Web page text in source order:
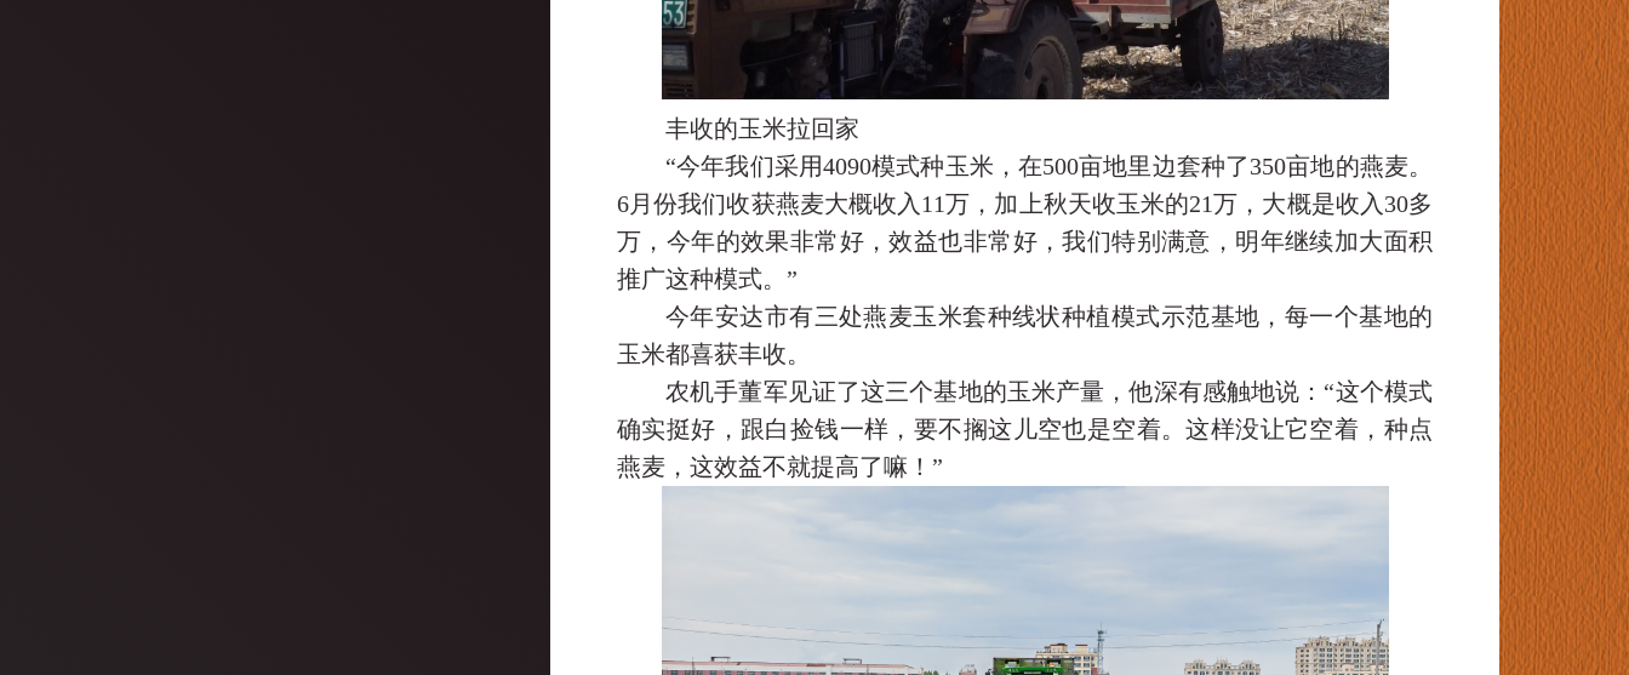
丰收的玉米拉回家
“今年我们采用4090模式种玉米，在500亩地里边套种了350亩地的燕麦。
6月份我们收获燕麦大概收入11万，加上秋天收玉米的21万，大概是收入30多
万，今年的效果非常好，效益也非常好，我们特别满意，明年继续加大面积
推广这种模式。”
今年安达市有三处燕麦玉米套种线状种植模式示范基地，每一个基地的
玉米都喜获丰收。
农机手董军见证了这三个基地的玉米产量，他深有感触地说：“这个模式
确实挺好，跟白捡钱一样，要不搁这儿空也是空着。这样没让它空着，种点
燕麦，这效益不就提高了嘛！”